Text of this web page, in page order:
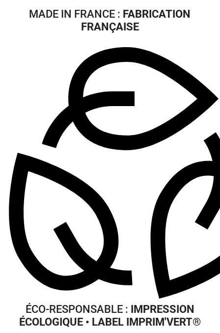
MADE IN FRANCE : FABRICATION
FRANÇAISE
ÉCO-RESPONSABLE : IMPRESSION
ÉCOLOGIQUE • LABEL IMPRIM'VERT®